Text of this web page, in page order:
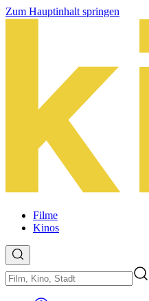
Zum Hauptinhalt springen
Filme
Kinos